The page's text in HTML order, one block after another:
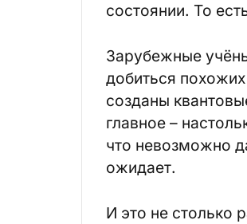
состоянии. То
Зарубежные
добиться
созданы
главное –
что невозможно
ожидает.
И это не столько